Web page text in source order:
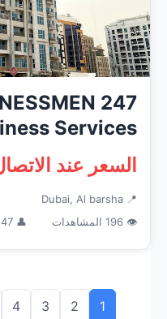
Services
in Duba...
السعر عند الاتصال
📍 Dubai, Al barsha
👁 196 المشاهدات
👤 247 FAST BUSINESSMEN SERVICES
4